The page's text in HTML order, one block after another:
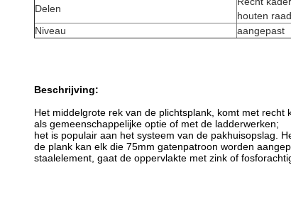
Delen
houten raad
Niveau
aangepast
Beschrijving:
Het middelgrote rek van de plichtsplank, komt met
als gemeenschappelijke optie of met de ladderwerken;
het is populair aan het systeem van de pakhuisopslag.
de plank kan elk die 75mm gatenpatroon worden
staalelement, gaat de oppervlakte met zink of